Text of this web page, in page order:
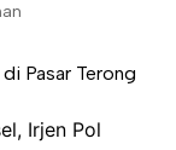
Irjen Pol